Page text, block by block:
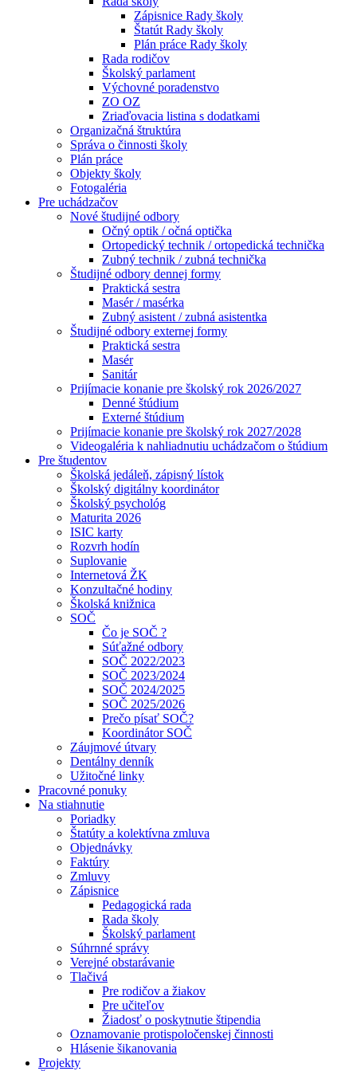
Zápisnice Rady školy
Štatút Rady školy
Plán práce Rady školy
Rada rodičov
Školský parlament
Výchovné poradenstvo
ZO OZ
Zriaďovacia listina s dodatkami
Organizačná štruktúra
Správa o činnosti školy
Plán práce
Objekty školy
Fotogaléria
Pre uchádzačov
Nové študijné odbory
Očný optik / očná optička
Ortopedický technik / ortopedická technička
Zubný technik / zubná technička
Študijné odbory dennej formy
Praktická sestra
Masér / masérka
Zubný asistent / zubná asistentka
Študijné odbory externej formy
Praktická sestra
Masér
Sanitár
Prijímacie konanie pre školský rok 2026/2027
Denné štúdium
Externé štúdium
Prijímacie konanie pre školský rok 2027/2028
Videogaléria k nahliadnutiu uchádzačom o štúdium
Pre študentov
Školská jedáleň, zápisný lístok
Školský digitálny koordinátor
Školský psychológ
Maturita 2026
ISIC karty
Rozvrh hodín
Suplovanie
Internetová ŽK
Konzultačné hodiny
Školská knižnica
SOČ
Čo je SOČ ?
Súťažné odbory
SOČ 2022/2023
SOČ 2023/2024
SOČ 2024/2025
SOČ 2025/2026
Prečo písať SOČ?
Koordinátor SOČ
Záujmové útvary
Dentálny denník
Užitočné linky
Pracovné ponuky
Na stiahnutie
Poriadky
Štatúty a kolektívna zmluva
Objednávky
Faktúry
Zmluvy
Zápisnice
Pedagogická rada
Rada školy
Školský parlament
Súhrnné správy
Verejné obstarávanie
Tlačivá
Pre rodičov a žiakov
Pre učiteľov
Žiadosť o poskytnutie štipendia
Oznamovanie protispoločenskej činnosti
Hlásenie šikanovania
Projekty